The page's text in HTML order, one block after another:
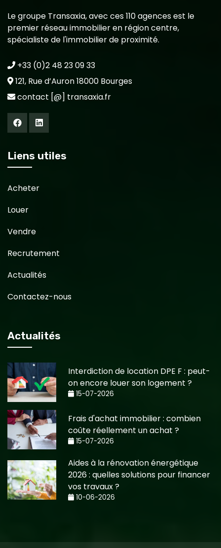
Le groupe Transaxia, avec ces 110 agences est le
premier réseau immobilier en région centre,
spécialiste de l'immobilier de proximité.
+33 (0)2 48 23 09 33
121, Rue d’Auron 18000 Bourges
contact [@] transaxia.fr
Liens utiles
Acheter
Louer
Vendre
Recrutement
Actualités
Contactez-nous
Actualités
Interdiction de location DPE F : peut-
on encore louer son logement ?
15-07-2026
Frais d'achat immobilier : combien
coûte réellement un achat ?
15-07-2026
Aides à la rénovation énergétique
2026 : quelles solutions pour financer
vos travaux ?
10-06-2026